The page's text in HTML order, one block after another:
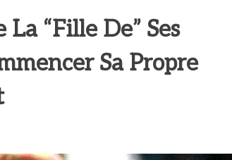
“Fille De” Ses
Sa Propre